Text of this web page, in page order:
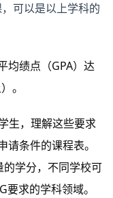
可以是以上学科的
均绩点（GPA）达
。
生，理解这些要求
条件的课程表。
学分，不同学校可
求的学科领域。